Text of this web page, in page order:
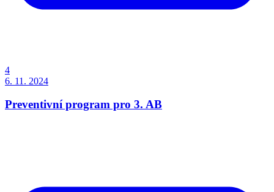
4
6. 11. 2024
Preventivní program pro 3. AB